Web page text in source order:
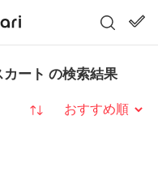
ート の検索結果
並び替え